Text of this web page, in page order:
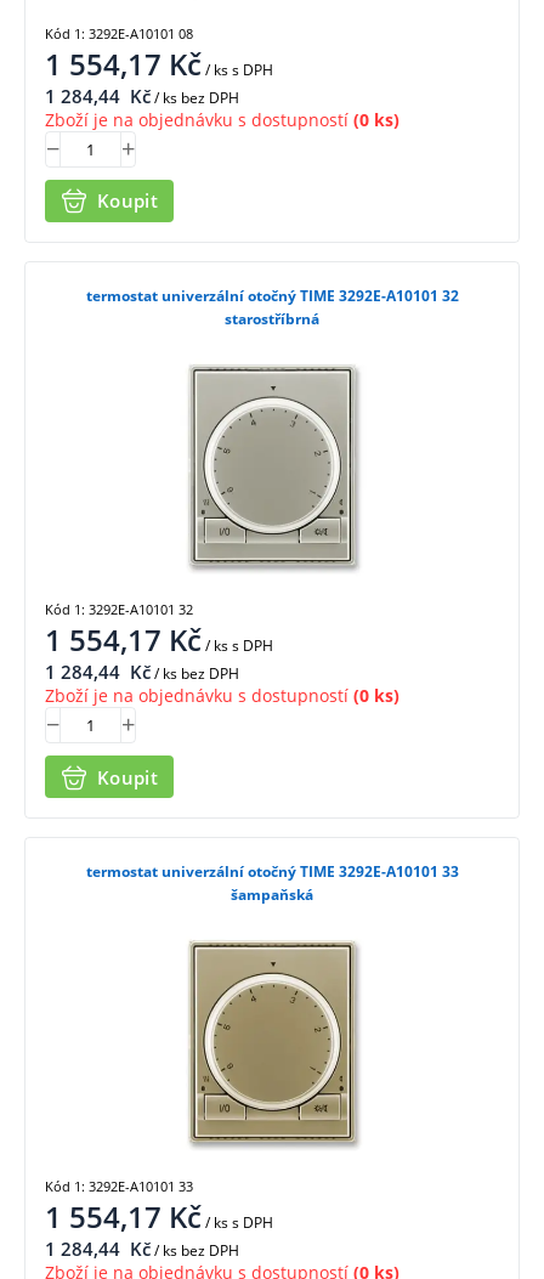
1 554,17 Kč/ kss DPH
1 284,44 Kč/ ks bez DPH
Zboží je na objednávku s dostupností (0 ks)
Koupit
Kód 1: 3292E-A10101 08
termostat univerzální otočný TIME 3292E-A10101 32
starostříbrná
1 554,17 Kč/ kss DPH
1 284,44 Kč/ ks bez DPH
Zboží je na objednávku s dostupností (0 ks)
Koupit
Kód 1: 3292E-A10101 32
termostat univerzální otočný TIME 3292E-A10101 33
šampaňská
1 554,17 Kč/ kss DPH
1 284,44 Kč/ ks bez DPH
Zboží je na objednávku s dostupností (0 ks)
Kód 1: 3292E-A10101 33